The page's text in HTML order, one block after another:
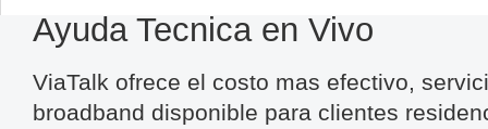
Ayuda Tecnica en Vivo
ViaTalk ofrece el costo mas efectivo,
broadband disponible para clientes